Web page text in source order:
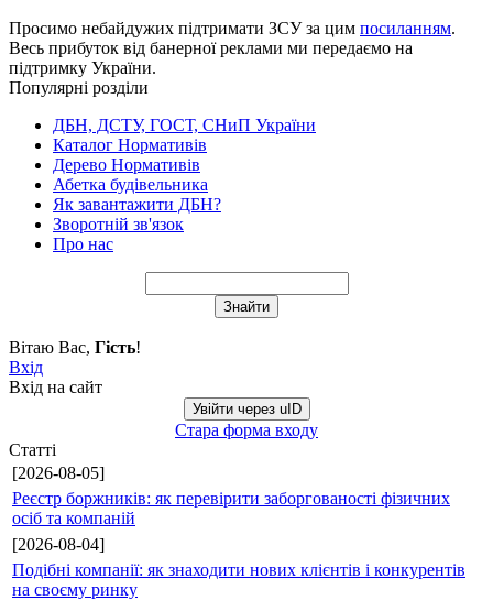
Просимо небайдужих підтримати ЗСУ за цим посиланням.
Весь прибуток від банерної реклами ми передаємо на
підтримку України.
Популярні розділи
ДБН, ДСТУ, ГОСТ, СНиП України
Каталог Нормативів
Дерево Нормативів
Абетка будівельника
Як завантажити ДБН?
Зворотній зв'язок
Про нас
Вітаю Вас, Гість!
Вхід
Вхід на сайт
Увійти через uID
Стара форма входу
Статті
[2026-08-05]
Реєстр боржників: як перевірити заборгованості фізичних
осіб та компаній
[2026-08-04]
Подібні компанії: як знаходити нових клієнтів і конкурентів
на своєму ринку